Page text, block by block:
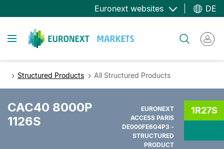
zum
Euronext websites DE
Toggle navigation
Structured Products All Structured Products
CAC40 8000P
1126S
EURONEXT
ACCESS PARIS
DE000FE6G4P3 -
STRUCTURED
PRODUCT
1R27S